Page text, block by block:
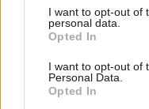
I want to opt-out of
personal data.
Opted In
I want to opt-out of
Personal Data.
Opted In
számolnak.
ezzel járó alacsony
szenvedte meg